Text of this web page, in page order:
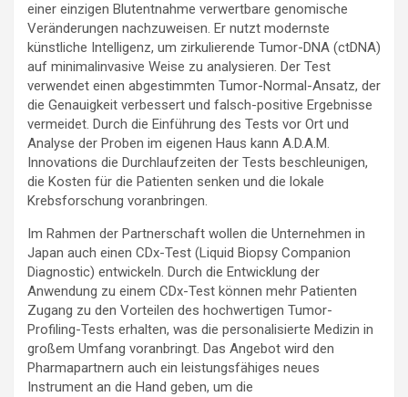
einer einzigen Blutentnahme verwertbare genomische
Veränderungen nachzuweisen. Er nutzt modernste
künstliche Intelligenz, um zirkulierende Tumor-DNA (ctDNA)
auf minimalinvasive Weise zu analysieren. Der Test
verwendet einen abgestimmten Tumor-Normal-Ansatz, der
die Genauigkeit verbessert und falsch-positive Ergebnisse
vermeidet. Durch die Einführung des Tests vor Ort und
Analyse der Proben im eigenen Haus kann A.D.A.M.
Innovations die Durchlaufzeiten der Tests beschleunigen,
die Kosten für die Patienten senken und die lokale
Krebsforschung voranbringen.
Im Rahmen der Partnerschaft wollen die Unternehmen in
Japan auch einen CDx-Test (Liquid Biopsy Companion
Diagnostic) entwickeln. Durch die Entwicklung der
Anwendung zu einem CDx-Test können mehr Patienten
Zugang zu den Vorteilen des hochwertigen Tumor-
Profiling-Tests erhalten, was die personalisierte Medizin in
großem Umfang voranbringt. Das Angebot wird den
Pharmapartnern auch ein leistungsfähiges neues
Instrument an die Hand geben, um die